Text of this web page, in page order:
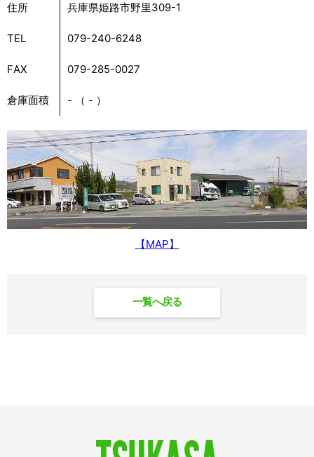
住所 兵庫県姫路市野里309-1
TEL 079-240-6248
FAX 079-285-0027
倉庫面積 - （ - ）
【MAP】
一覧へ戻る